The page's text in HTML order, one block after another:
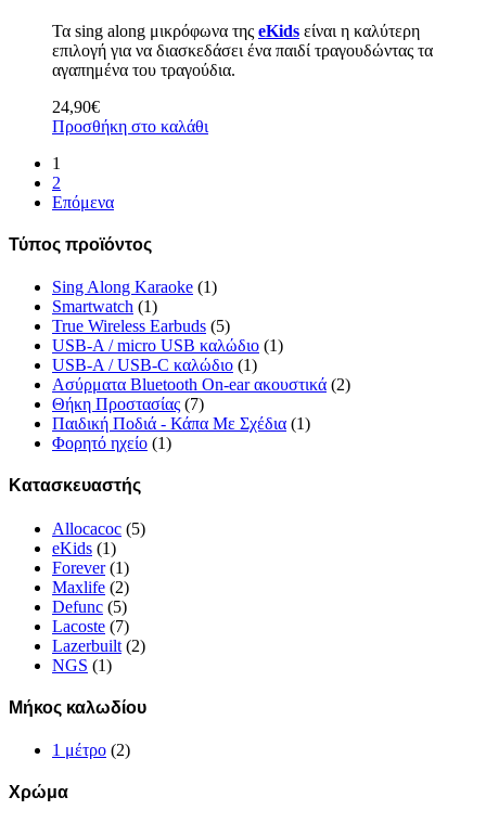
Τα sing along μικρόφωνα της eKids είναι η καλύτερη
επιλογή για να διασκεδάσει ένα παιδί τραγουδώντας τα
αγαπημένα του τραγούδια.
24,90€
Προσθήκη στο καλάθι
1
2
Επόμενα
Τύπος προϊόντος
Sing Along Karaoke (1)
Smartwatch (1)
True Wireless Earbuds (5)
USB-A / micro USB καλώδιο (1)
USB-A / USB-C καλώδιο (1)
Ασύρματα Bluetooth On-ear ακουστικά (2)
Θήκη Προστασίας (7)
Παιδική Ποδιά - Κάπα Με Σχέδια (1)
Φορητό ηχείο (1)
Κατασκευαστής
Allocacoc (5)
eKids (1)
Forever (1)
Maxlife (2)
Defunc (5)
Lacoste (7)
Lazerbuilt (2)
NGS (1)
Μήκος καλωδίου
1 μέτρο (2)
Χρώμα